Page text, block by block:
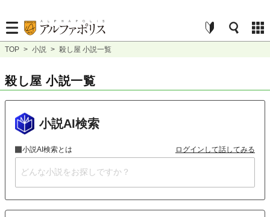
TOP > 小説 > 殺し屋 小説一覧
殺し屋 小説一覧
小説AI検索
小説AI検索とは ログインして話してみる